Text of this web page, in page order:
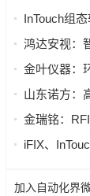
InTouch组
鸿达安视：
金叶仪器：
山东诺方：
金瑞铭：
iFIX、
加入自动化界